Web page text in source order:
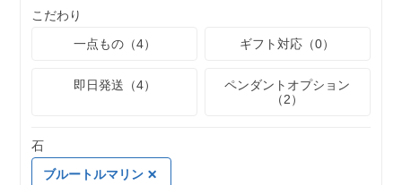
こだわり
一点もの（4）
ギフト対応（0）
即日発送（4）
ペンダントオプション
（2）
石
ブルートルマリン